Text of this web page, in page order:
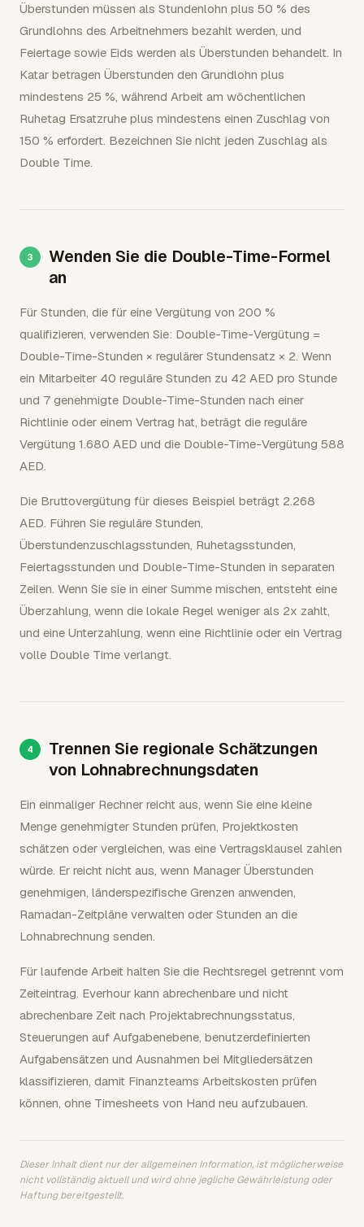
Überstunden müssen als Stundenlohn plus 50 % des
Grundlohns des Arbeitnehmers bezahlt werden, und
Feiertage sowie Eids werden als Überstunden behandelt. In
Katar betragen Überstunden den Grundlohn plus
mindestens 25 %, während Arbeit am wöchentlichen
Ruhetag Ersatzruhe plus mindestens einen Zuschlag von
150 % erfordert. Bezeichnen Sie nicht jeden Zuschlag als
Double Time.
Wenden Sie die Double-Time-Formel
an
Für Stunden, die für eine Vergütung von 200 %
qualifizieren, verwenden Sie: Double-Time-Vergütung =
Double-Time-Stunden × regulärer Stundensatz × 2. Wenn
ein Mitarbeiter 40 reguläre Stunden zu 42 AED pro Stunde
und 7 genehmigte Double-Time-Stunden nach einer
Richtlinie oder einem Vertrag hat, beträgt die reguläre
Vergütung 1.680 AED und die Double-Time-Vergütung 588
AED.
Die Bruttovergütung für dieses Beispiel beträgt 2.268
AED. Führen Sie reguläre Stunden,
Überstundenzuschlagsstunden, Ruhetagsstunden,
Feiertagsstunden und Double-Time-Stunden in separaten
Zeilen. Wenn Sie sie in einer Summe mischen, entsteht eine
Überzahlung, wenn die lokale Regel weniger als 2x zahlt,
und eine Unterzahlung, wenn eine Richtlinie oder ein Vertrag
volle Double Time verlangt.
Trennen Sie regionale Schätzungen
von Lohnabrechnungsdaten
Ein einmaliger Rechner reicht aus, wenn Sie eine kleine
Menge genehmigter Stunden prüfen, Projektkosten
schätzen oder vergleichen, was eine Vertragsklausel zahlen
würde. Er reicht nicht aus, wenn Manager Überstunden
genehmigen, länderspezifische Grenzen anwenden,
Ramadan-Zeitpläne verwalten oder Stunden an die
Lohnabrechnung senden.
Für laufende Arbeit halten Sie die Rechtsregel getrennt vom
Zeiteintrag. Everhour kann abrechenbare und nicht
abrechenbare Zeit nach Projektabrechnungsstatus,
Steuerungen auf Aufgabenebene, benutzerdefinierten
Aufgabensätzen und Ausnahmen bei Mitgliedersätzen
klassifizieren, damit Finanzteams Arbeitskosten prüfen
können, ohne Timesheets von Hand neu aufzubauen.
Dieser Inhalt dient nur der allgemeinen Information, ist möglicherweise
nicht vollständig aktuell und wird ohne jegliche Gewährleistung oder
Haftung bereitgestellt.